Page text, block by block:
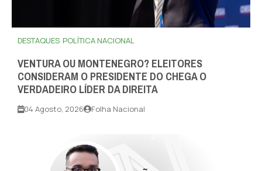
DESTAQUES POLÍTICA NACIONAL
VENTURA OU MONTENEGRO? ELEITORES
CONSIDERAM O PRESIDENTE DO CHEGA O
VERDADEIRO LÍDER DA DIREITA
04 Agosto, 2026 Folha Nacional